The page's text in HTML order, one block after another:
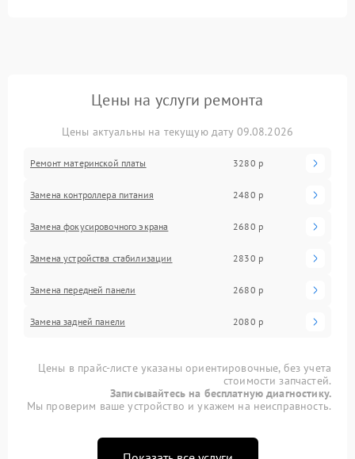
Цены на услуги ремонта
Цены актуальны на текущую дату 09.08.2026
Ремонт материнской платы 3280 р
Замена контроллера питания 2480 р
Замена фокусировочного экрана 2680 р
Замена устройства стабилизации 2830 р
Замена передней панели 2680 р
Замена задней панели 2080 р
Цены в прайс-листе указаны ориентировочные, без учета
стоимости запчастей.
Записывайтесь на бесплатную диагностику.
Мы проверим ваше устройство и укажем на неисправность.